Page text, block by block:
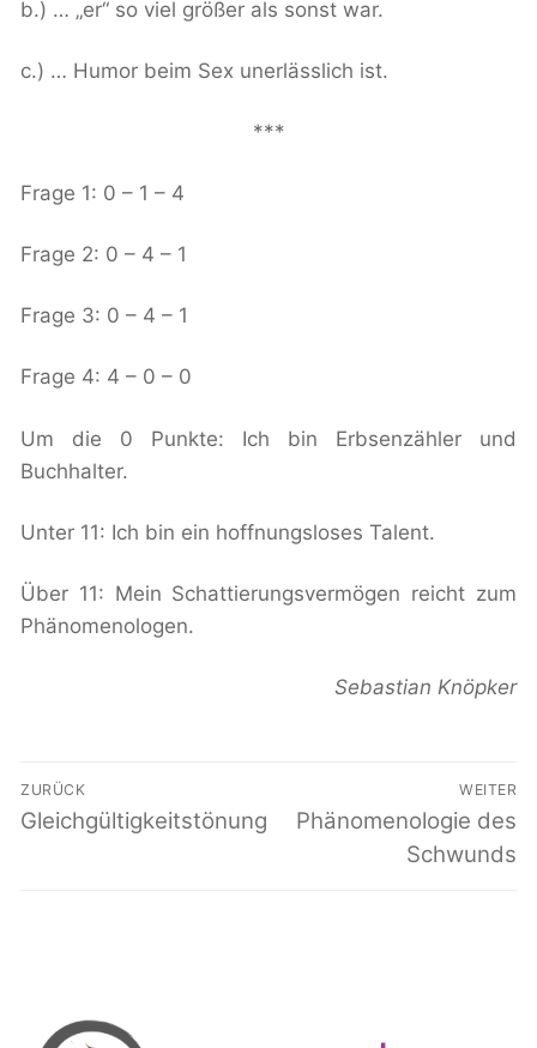
b.) … „er“ so viel größer als sonst war.
c.) … Humor beim Sex unerlässlich ist.
***
Frage 1: 0 – 1 – 4
Frage 2: 0 – 4 – 1
Frage 3: 0 – 4 – 1
Frage 4: 4 – 0 – 0
Um die 0 Punkte: Ich bin Erbsenzähler und
Buchhalter.
Unter 11: Ich bin ein hoffnungsloses Talent.
Über 11: Mein Schattierungsvermögen reicht zum
Phänomenologen.
Sebastian Knöpker
Beitragsnavigation
ZURÜCK
Vorheriger
Gleichgültigkeitstönung
WEITER
Nächster
Phänomenologie des
Schwunds